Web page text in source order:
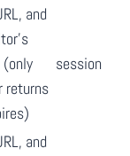
and
returns
session
and